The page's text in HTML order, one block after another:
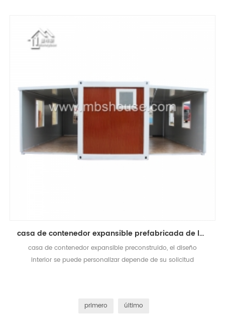
casa de contenedor expansible prefabricada de lujo estándar australiano
casa de contenedor expansible preconstruido, el diseño
interior se puede personalizar depende de su solicitud
primero
último